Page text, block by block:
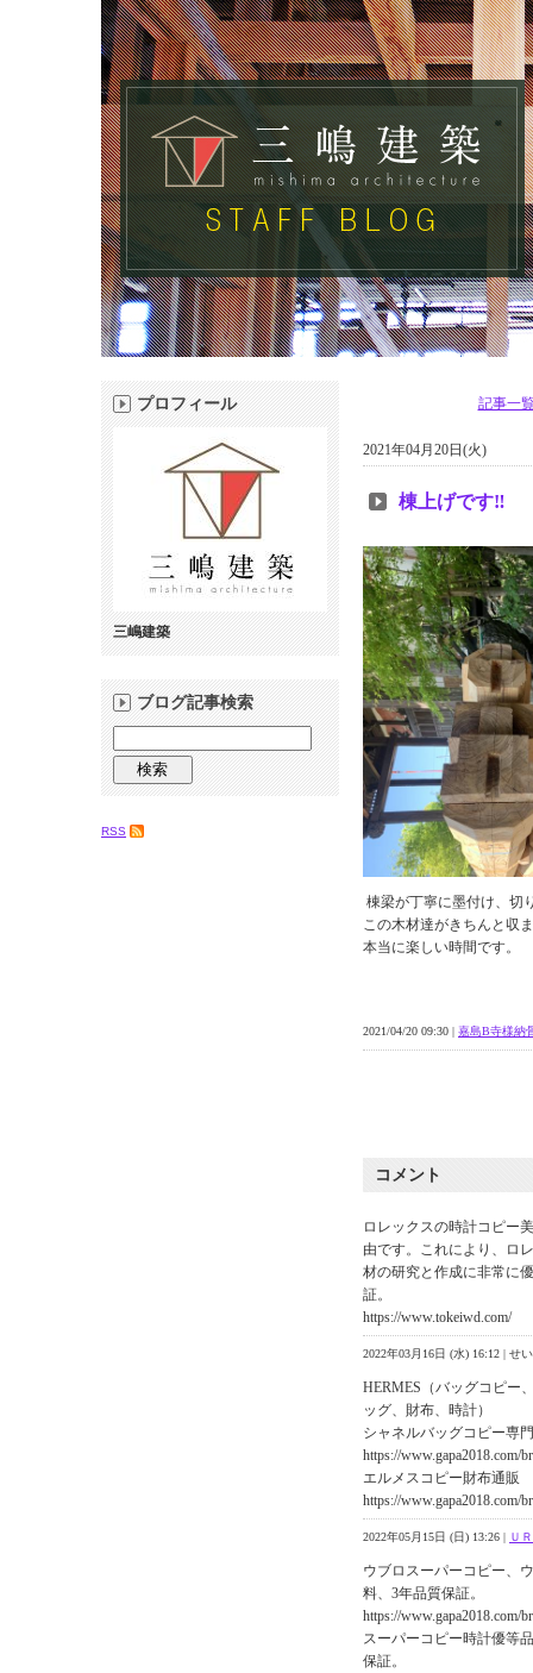
記事一
2021年04月20日(火)
棟上げです‼︎
棟梁が丁寧に墨付け、切
この木材達がきちんと収
本当に楽しい時間です。
2021/04/20 09:30 | 嘉島B寺様納
コメント
ロレックスの時計コピー
由です。これにより、ロ
材の研究と作成に非常に
証。
https://www.tokeiwd.com/
2022年03月16日 (水) 16:12 | せ
HERMES（バッグコピー
ッグ、財布、時計）
シャネルバッグコピー専
https://www.gapa2018.com/
エルメスコピー財布通販
https://www.gapa2018.com/
2022年05月15日 (日) 13:26 | Ｕ
ウブロスーパーコピー、
料、3年品質保証。
https://www.gapa2018.com/
スーパーコピー時計優等
保証。
プロフィール
三嶋建築
ブログ記事検索
RSS